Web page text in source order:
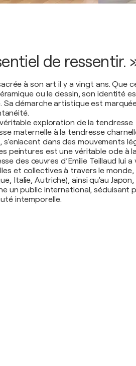
de ressentir.
à son art il y a vingt ans. Que
ou le dessin, son identité
démarche artistique est
exploration de la tendresse
maternelle à la tendresse
dans des mouvements
peintures est une véritable ode à la
des œuvres d’Emilie Teillaud lui a
et collectives à travers le monde,
Italie, Autriche), ainsi qu'au Japon,
un public international, séduisant
intemporelle.